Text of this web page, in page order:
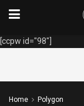
[ccpw id="98"]
Home Polygon